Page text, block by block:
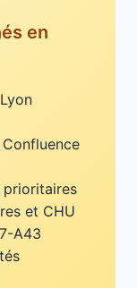
en
prioritaires
et CHU
A43